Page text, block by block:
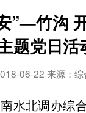
”—竹沟
题党日活
06-22 来源：综
水北调办综